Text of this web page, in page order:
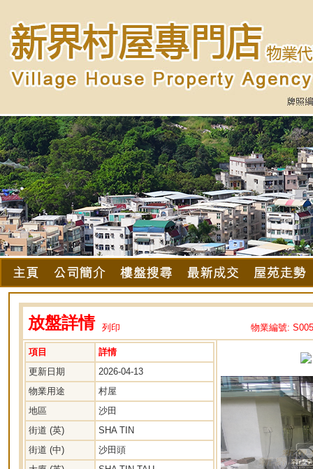
放盤詳情 列印 物業編號:
項目
詳情
更新日期
2026-04-13
物業用途
村屋
地區
沙田
街道 (英)
SHA TIN
街道 (中)
沙田頭